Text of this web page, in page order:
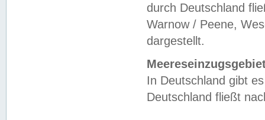
durch Deutschland
Warnow / Peene,
dargestellt.
In Deutschland gibt
Deutschland fließt